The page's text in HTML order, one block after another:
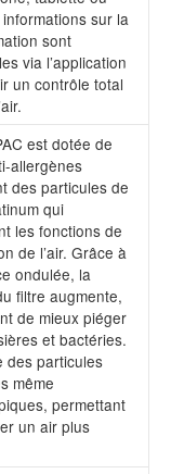
sur la
sont
via l’application
un contrôle total
est dotée de
allergènes
des particules de
qui
les fonctions de
de l’air. Grâce à
ondulée, la
filtre augmente,
de mieux piéger
et bactéries.
des particules
même
permettant
un air plus